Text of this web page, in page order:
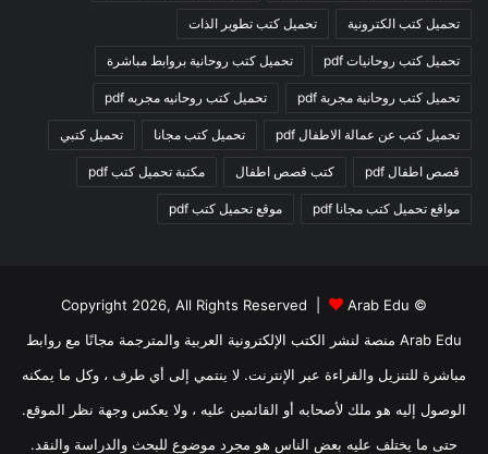
تحميل كتب الكترونية تحميل كتب تطوير الذات
تحميل كتب روحانيات pdf تحميل كتب روحانية بروابط مباشرة
تحميل كتب روحانية مجربة pdf تحميل كتب روحانيه مجربه pdf
تحميل كتب عن عمالة الاطفال pdf تحميل كتب مجانا تحميل كتبي
قصص اطفال pdf كتب قصص اطفال مكتبة تحميل كتب pdf
مواقع تحميل كتب مجانا pdf موقع تحميل كتب pdf
© Copyright 2026, All Rights Reserved |
Arab Edu
Arab Edu منصة لنشر الكتب الإلكترونية العربية والمترجمة مجانًا مع روابط
مباشرة للتنزيل والقراءة عبر الإنترنت. لا ينتمي إلى أي طرف ، وكل ما يمكنه
الوصول إليه هو ملك لأصحابه أو القائمين عليه ، ولا يعكس وجهة نظر الموقع.
حتى ما يختلف عليه بعض الناس هو مجرد موضوع للبحث والدراسة والنقد.